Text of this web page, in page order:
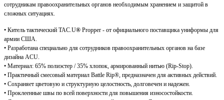
сотрудникам правоохранительных органов необходимым хранением и защитой в
сложных ситуациях.
• Китель тактический TAC.U® Propper - от официального поставщика униформы для
армии США.
• Разработана специально для сотрудников правоохранительных органов на базе
дизайна ACU.
• Материал: 65% полиэстер / 35% хлопок, армированный нитью (Rip-Stop).
• Практичный смесовый материал Battle Rip®, предназначен для активных действий.
• Сохраняет цветовую и структурную целостность, долговечен и надежен.
• Проклеенные швы по всей поверхности для повышения износостойкости.